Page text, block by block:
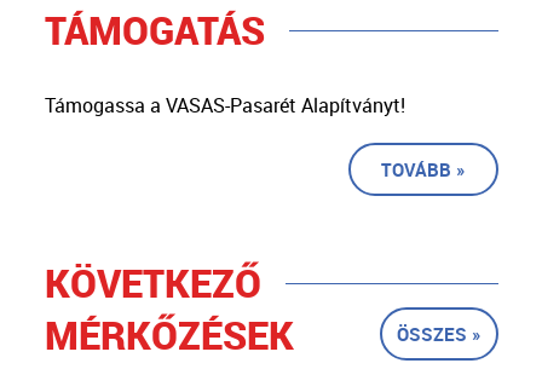
TÁMOGATÁS
Támogassa a VASAS-Pasarét Alapítványt!
TOVÁBB »
KÖVETKEZŐ
MÉRKŐZÉSEK
ÖSSZES »